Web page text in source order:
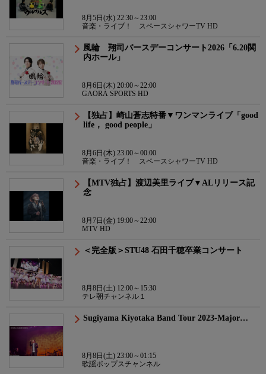
8月5日(水) 22:30～23:00
音楽・ライブ！ スペースシャワーTV HD
風輪 翔司バースデーコンサート2026「6.20関
内ホール」
8月6日(木) 20:00～22:00
GAORA SPORTS HD
【独占】崎山蒼志特番▼ワンマンライブ「good
life， good people」
8月6日(木) 23:00～00:00
音楽・ライブ！ スペースシャワーTV HD
【MTV独占】渡辺美里ライブ▼ALリリース記
念
8月7日(金) 19:00～22:00
MTV HD
＜完全版＞STU48 石田千穂卒業コンサート
8月8日(土) 12:00～15:30
テレ朝チャンネル１
Sugiyama Kiyotaka Band Tour 2023-Major…
8月8日(土) 23:00～01:15
歌謡ポップスチャンネル